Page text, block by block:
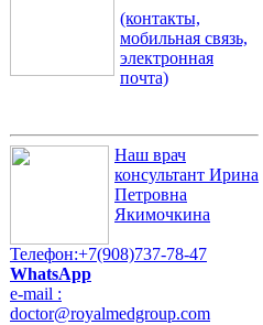
(контакты,
мобильная связь,
электронная
почта)
Наш врач
консультант Ирина
Петровна
Якимочкина
Телефон:+7(908)737-78-47
WhatsApp
e-mail :
doctor@royalmedgroup.com